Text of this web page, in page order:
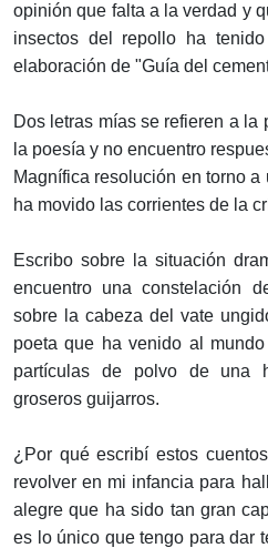
opinión que falta a la verdad y
insectos del repollo ha
elaboración de "Guía del
Dos letras mías se refieren a la
la poesía y no encuentro
Magnífica resolución en torno
ha movido las corrientes de la
Escribo sobre la situación
encuentro una constelación
sobre la cabeza del vate
poeta que ha venido al
partículas de polvo de una
groseros guijarros.
¿Por qué escribí estos
revolver en mi infancia para
alegre que ha sido tan gran
es lo único que tengo para dar